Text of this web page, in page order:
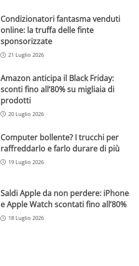
Condizionatori fantasma venduti
online: la truffa delle finte
sponsorizzate
21 Luglio 2026
Amazon anticipa il Black Friday:
sconti fino all’80% su migliaia di
prodotti
20 Luglio 2026
Computer bollente? I trucchi per
raffreddarlo e farlo durare di più
19 Luglio 2026
Saldi Apple da non perdere: iPhone
e Apple Watch scontati fino all’80%
18 Luglio 2026